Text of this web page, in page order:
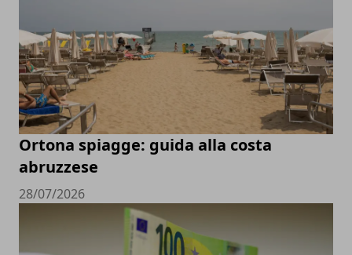
Ortona spiagge: guida alla costa
abruzzese
28/07/2026